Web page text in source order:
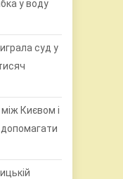
у воду
суд у
Києвом і